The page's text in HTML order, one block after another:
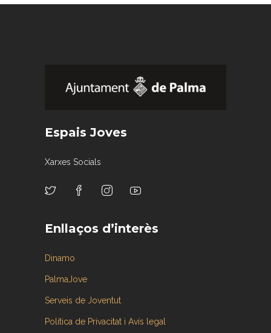
Espais Joves
Xarxes Socials
Enllaços d’interès
Dinamo
PalmaJove
Serveis de Joventut
Política de Privacitat i Avís legal